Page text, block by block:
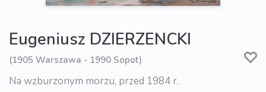
Eugeniusz DZIERZENCKI
(1905 Warszawa - 1990 Sopot)
Na wzburzonym morzu, przed 1984 r.